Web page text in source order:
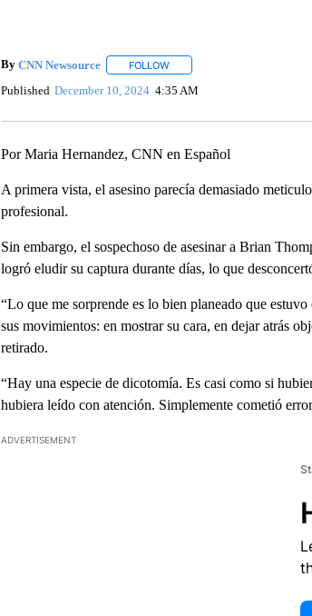
By CNN Newsource FOLLOWFOLLOW "" TO RECEIVE
Published December 10, 2024 4:35 AM
Por Maria Hernandez, CNN en Español
A primera vista, el asesino parecía demasiado
profesional.
Sin embargo, el sospechoso de asesinar a Brian
logró eludir su captura durante días, lo que
“Lo que me sorprende es lo bien planeado que
sus movimientos: en mostrar su cara, en dejar atrás
retirado.
“Hay una especie de dicotomía. Es casi como si
hubiera leído con atención. Simplemente cometió
ADVERTISEMENT